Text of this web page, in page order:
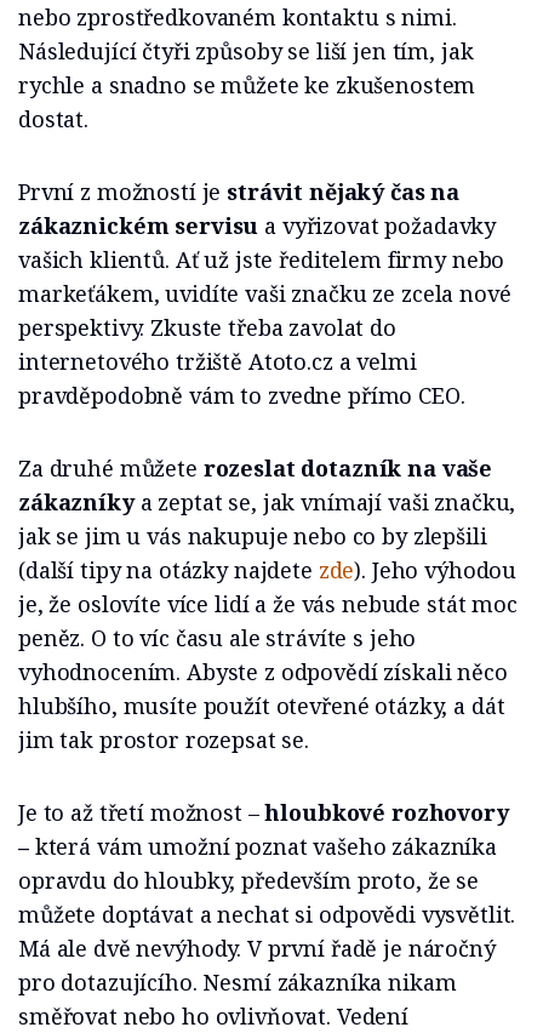
nebo zprostředkovaném kontaktu s nimi.
Následující čtyři způsoby se liší jen tím, jak
rychle a snadno se můžete ke zkušenostem
dostat.
První z možností je strávit nějaký čas na
zákaznickém servisu a vyřizovat požadavky
vašich klientů. Ať už jste ředitelem firmy nebo
markeťákem, uvidíte vaši značku ze zcela nové
perspektivy. Zkuste třeba zavolat do
internetového tržiště Atoto.cz a velmi
pravděpodobně vám to zvedne přímo CEO.
Za druhé můžete rozeslat dotazník na vaše
zákazníkya zeptat se, jak vnímají vaši značku,
jak se jim u vás nakupuje nebo co by zlepšili
(další tipy na otázky najdete zde). Jeho výhodou
je, že oslovíte více lidí a že vás nebude stát moc
peněz. O to víc času ale strávíte s jeho
vyhodnocením. Abyste z odpovědí získali něco
hlubšího, musíte použít otevřené otázky, a dát
jim tak prostor rozepsat se.
Je to až třetí možnost –hloubkové rozhovory
–která vám umožní poznat vašeho zákazníka
opravdu do hloubky, především proto, že se
můžete doptávat a nechat si odpovědi vysvětlit.
Má ale dvě nevýhody. V první řadě je náročný
pro dotazujícího. Nesmí zákazníka nikam
směřovat nebo ho ovlivňovat. Vedení